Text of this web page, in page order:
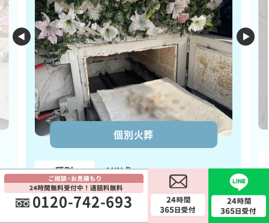
個別火葬
種別 MIX犬
詳細はコチラ
0120-742-693